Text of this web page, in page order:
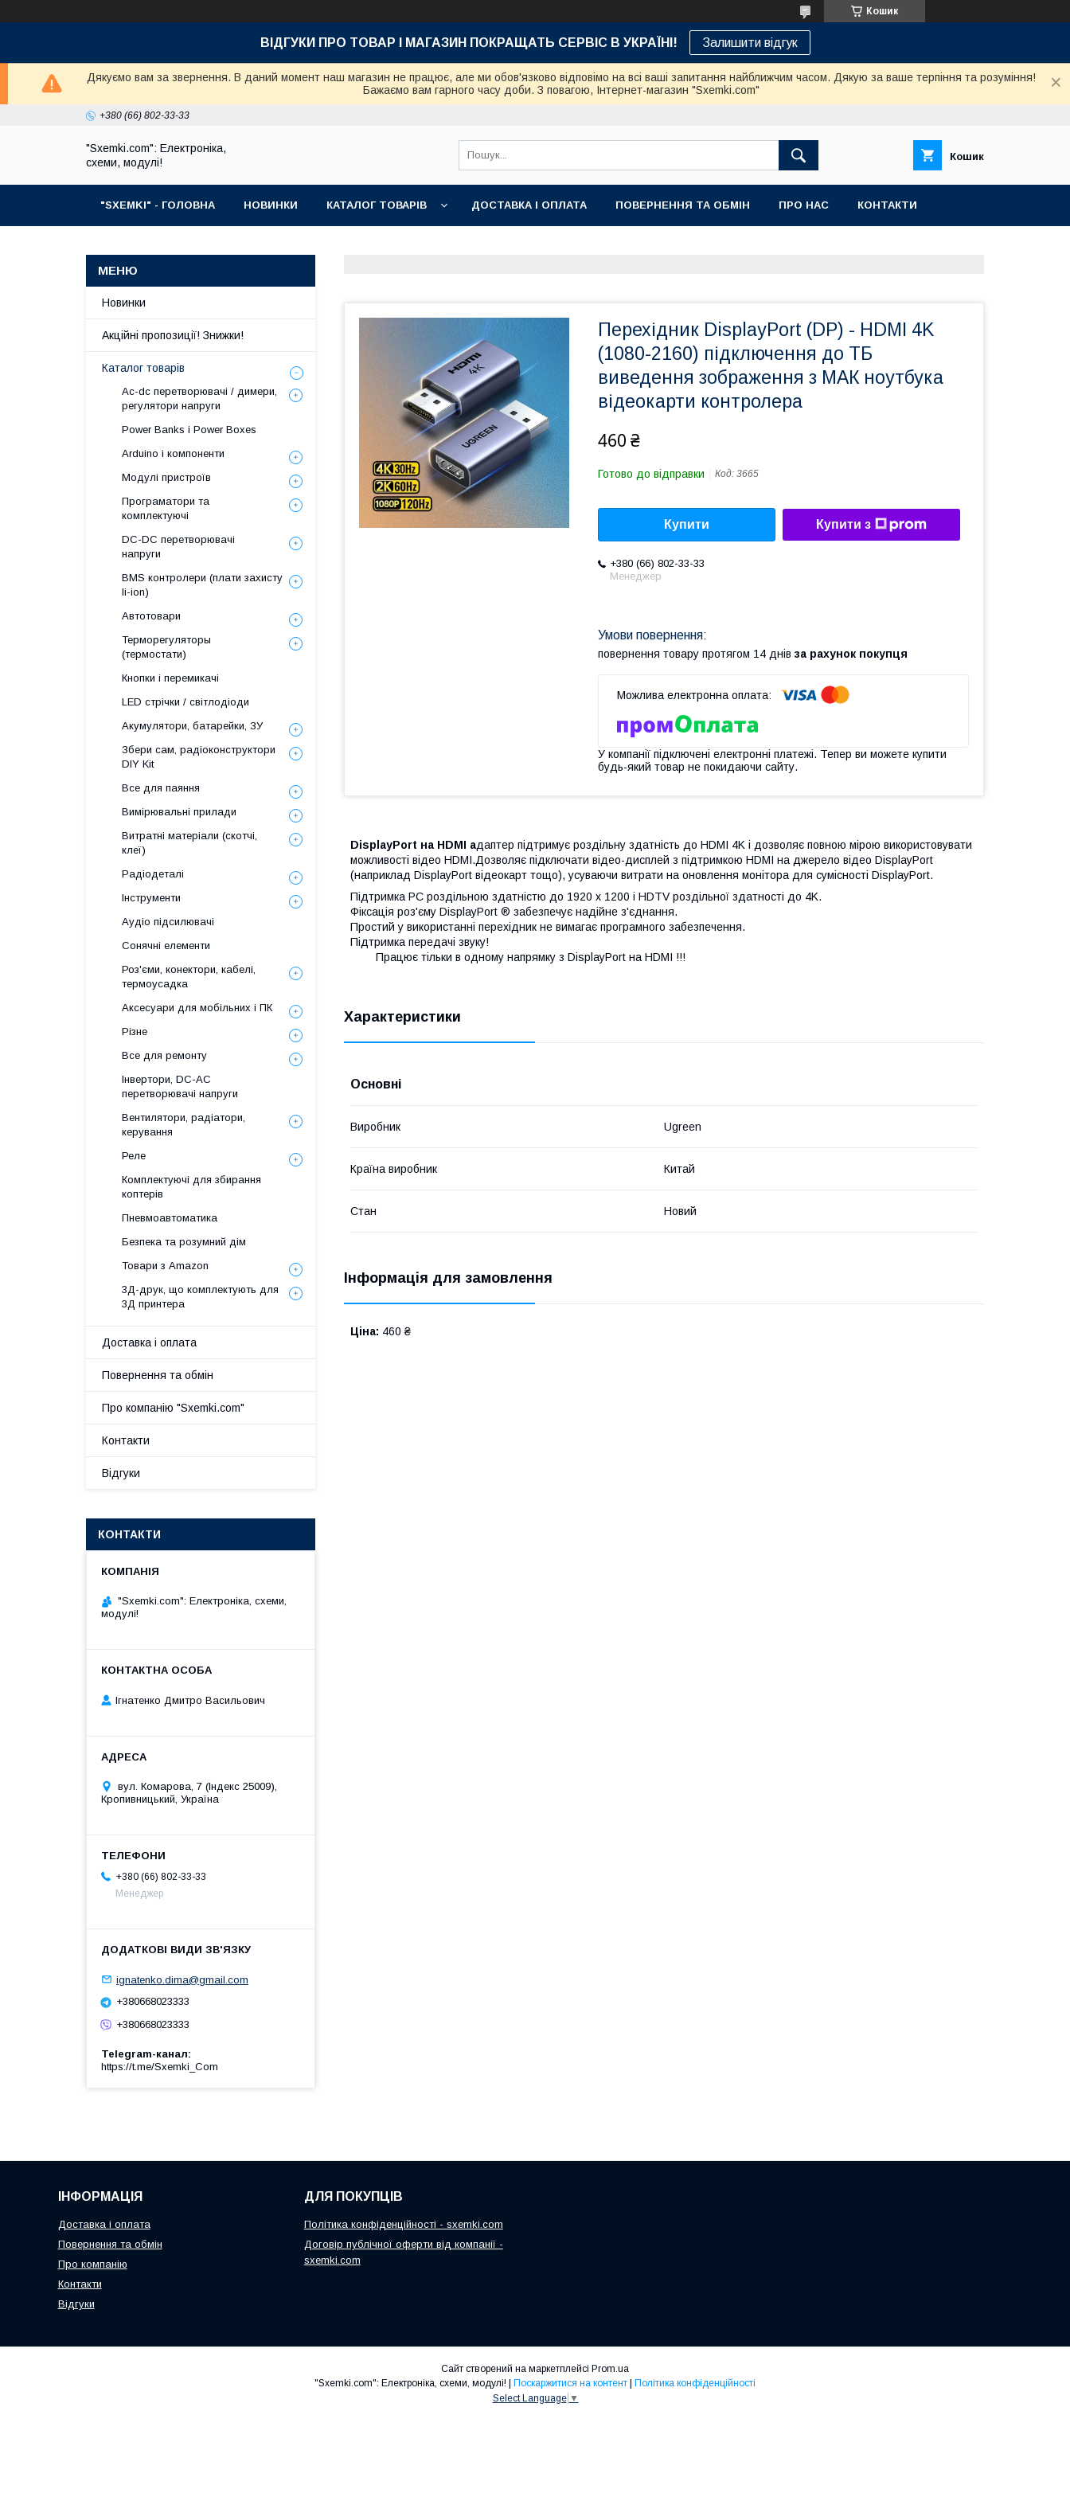
Кошик
ВІДГУКИ ПРО ТОВАР І МАГАЗИН ПОКРАЩАТЬ СЕРВІС В УКРАЇНІ! Залишити відгук
Дякуємо вам за звернення. В даний момент наш магазин не працює, але ми обов'язково відповімо на всі ваші запитання найближчим часом. Дякую за ваше терпіння та розуміння!
Бажаємо вам гарного часу доби. З повагою, Інтернет-магазин "Sxemki.com"
+380 (66) 802-33-33
"Sxemki.com": Електроніка,
схеми, модулі!
Кошик
"SXEMKI" - ГОЛОВНА НОВИНКИ КАТАЛОГ ТОВАРІВ ДОСТАВКА І ОПЛАТА ПОВЕРНЕННЯ ТА ОБМІН ПРО НАС КОНТАКТИ
Перехідник DisplayPort (DP) - HDMI 4K
(1080-2160) підключення до ТБ
виведення зображення з МАК ноутбука
відеокарти контролера
460 ₴
Готово до відправки Код: 3665
Купити Купити з
+380 (66) 802-33-33
Менеджер
повернення товару протягом 14 днів за рахунок покупця
У компанії підключені електронні платежі. Тепер ви можете купити
будь-який товар не покидаючи сайту.
DisplayPort на HDMI адаптер підтримує роздільну здатність до HDMI 4K і дозволяє повною мірою використовувати
можливості відео HDMI.Дозволяє підключати відео-дисплей з підтримкою HDMI на джерело відео DisplayPort
(наприклад DisplayPort відеокарт тощо), усуваючи витрати на оновлення монітора для сумісності DisplayPort.
Підтримка PC роздільною здатністю до 1920 x 1200 і HDTV роздільної здатності до 4K.
Фіксація роз'єму DisplayPort ® забезпечує надійне з'єднання.
Простий у використанні перехідник не вимагає програмного забезпечення.
Підтримка передачі звуку!
Працює тільки в одному напрямку з DisplayPort на HDMI !!!
Характеристики
Основні
Виробник Ugreen
Країна виробник Китай
Стан Новий
Інформація для замовлення
Ціна: 460 ₴
Новинки
Акційні пропозиції! Знижки!
Каталог товарів
Ac-dc перетворювачі / димери,
регулятори напруги
Power Banks і Power Boxes
Arduino і компоненти
Модулі пристроїв
Програматори та
комплектуючі
DC-DC перетворювачі
напруги
BMS контролери (плати захисту
li-ion)
Автотовари
Терморегуляторы
(термостати)
Кнопки і перемикачі
LED стрічки / світлодіоди
Акумулятори, батарейки, ЗУ
Збери сам, радіоконструктори
DIY Kit
Все для паяння
Вимірювальні прилади
Витратні матеріали (скотчі,
клеї)
Радіодеталі
Інструменти
Аудіо підсилювачі
Сонячні елементи
Роз'єми, конектори, кабелі,
термоусадка
Аксесуари для мобільних і ПК
Різне
Все для ремонту
Інвертори, DC-AC
перетворювачі напруги
Вентилятори, радіатори,
керування
Реле
Комплектуючі для збирання
коптерів
Пневмоавтоматика
Безпека та розумний дім
Товари з Amazon
3Д-друк, що комплектують для
3Д принтера
Доставка і оплата
Повернення та обмін
Про компанію "Sxemki.com"
Контакти
Відгуки
КОНТАКТИ
"Sxemki.com": Електроніка, схеми,
модулі!
Ігнатенко Дмитро Васильович
вул. Комарова, 7 (Індекс 25009),
Кропивницький, Україна
+380 (66) 802-33-33
Менеджер
ignatenko.dima@gmail.com
+380668023333
+380668023333
Telegram-канал
https://t.me/Sxemki_Com
ІНФОРМАЦІЯ
Доставка і оплата
Повернення та обмін
Про компанію
Контакти
Відгуки
ДЛЯ ПОКУПЦІВ
Політика конфіденційності - sxemki.com
Договір публічної оферти від компанії -
sxemki.com
Сайт створений на маркетплейсі Prom.ua
Поскаржитися на контент
Політика конфіденційності
Select Language ▼